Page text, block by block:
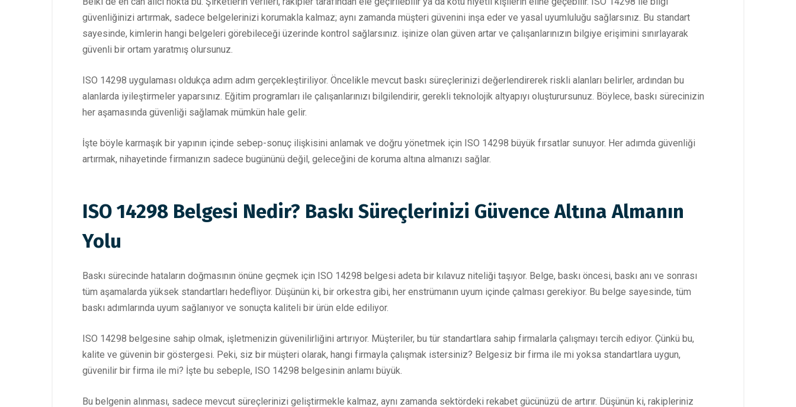
güvenliğinizi artırmak, sadece belgelerinizi korumakla kalmaz; aynı zamanda müşteri güvenini inşa eder ve yasal uyumluluğu sağlarsınız. Bu standart
sayesinde, kimlerin hangi belgeleri görebileceği üzerinde kontrol sağlarsınız. işinize olan güven artar ve çalışanlarınızın bilgiye erişimini sınırlayarak
güvenli bir ortam yaratmış olursunuz.
ISO 14298 uygulaması oldukça adım adım gerçekleştiriliyor. Öncelikle mevcut baskı süreçlerinizi değerlendirerek riskli alanları belirler, ardından bu
alanlarda iyileştirmeler yaparsınız. Eğitim programları ile çalışanlarınızı bilgilendirir, gerekli teknolojik altyapıyı oluşturursunuz. Böylece, baskı sürecinizin
her aşamasında güvenliği sağlamak mümkün hale gelir.
İşte böyle karmaşık bir yapının içinde sebep-sonuç ilişkisini anlamak ve doğru yönetmek için ISO 14298 büyük fırsatlar sunuyor. Her adımda güvenliği
artırmak, nihayetinde firmanızın sadece bugününü değil, geleceğini de koruma altına almanızı sağlar.
ISO 14298 Belgesi Nedir? Baskı Süreçlerinizi Güvence Altına Almanın
Yolu
Baskı sürecinde hataların doğmasının önüne geçmek için ISO 14298 belgesi adeta bir kılavuz niteliği taşıyor. Belge, baskı öncesi, baskı anı ve sonrası
tüm aşamalarda yüksek standartları hedefliyor. Düşünün ki, bir orkestra gibi, her enstrümanın uyum içinde çalması gerekiyor. Bu belge sayesinde, tüm
baskı adımlarında uyum sağlanıyor ve sonuçta kaliteli bir ürün elde ediliyor.
ISO 14298 belgesine sahip olmak, işletmenizin güvenilirliğini artırıyor. Müşteriler, bu tür standartlara sahip firmalarla çalışmayı tercih ediyor. Çünkü bu,
kalite ve güvenin bir göstergesi. Peki, siz bir müşteri olarak, hangi firmayla çalışmak istersiniz? Belgesiz bir firma ile mi yoksa standartlara uygun,
güvenilir bir firma ile mi? İşte bu sebeple, ISO 14298 belgesinin anlamı büyük.
Bu belgenin alınması, sadece mevcut süreçlerinizi geliştirmekle kalmaz, aynı zamanda sektördeki rekabet gücünüzü de artırır. Düşünün ki, rakipleriniz